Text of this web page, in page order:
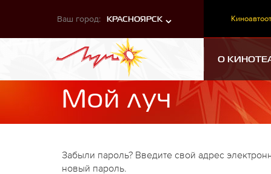
Ваш город: КРАСНОЯРСК
О
Мой луч
Забыли пароль? Введите свой адрес
новый пароль.